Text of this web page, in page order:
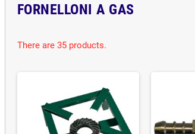
FORNELLONI A GAS
There are 35 products.